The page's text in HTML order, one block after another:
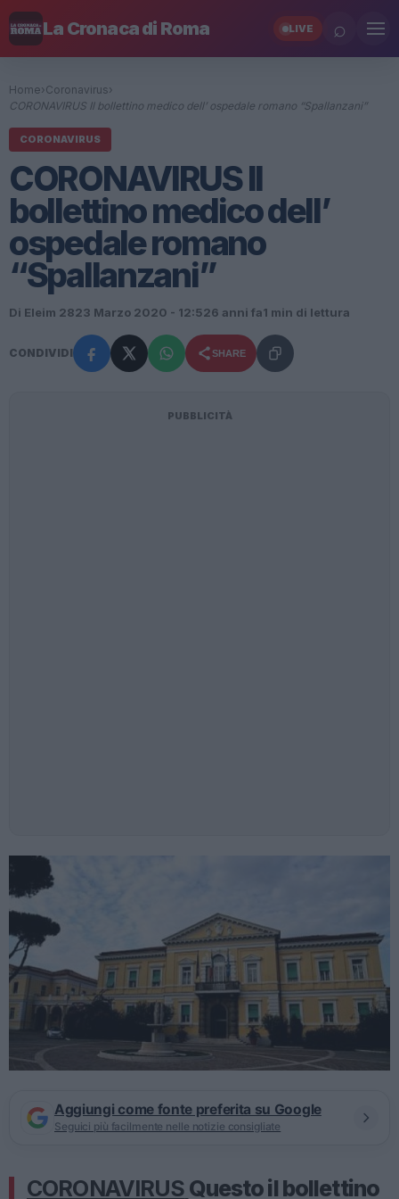
La Cronaca di Roma LIVE ⌕
Home› Coronavirus›
CORONAVIRUS Il bollettino medico dell’ ospedale romano “Spallanzani”
CORONAVIRUS
CORONAVIRUS Il
bollettino medico dell’
ospedale romano
“Spallanzani”
Di Eleim 2823 Marzo 2020 - 12:526 anni fa1 min di lettura
CONDIVIDI SHARE
PUBBLICITÀ
Aggiungi come fonte preferita su Google
Seguici più facilmente nelle notizie consigliate
CORONAVIRUS Questo il bollettino